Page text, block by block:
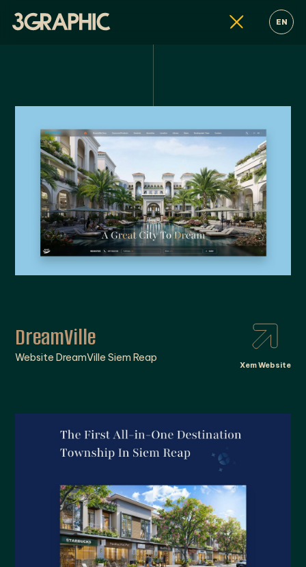
EN
đồ hoạ, thiết kế nhận diện thương hiệu thiết kế website, thiết kế đồ hoạ, thiết
DreamVille
Website DreamVille Siem Reap
Xem Website